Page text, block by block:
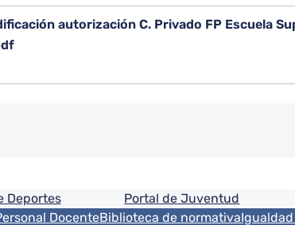
autorización C. Privado FP Escuela
Deportes Portal de Juventud
DocenteBiblioteca de normativa